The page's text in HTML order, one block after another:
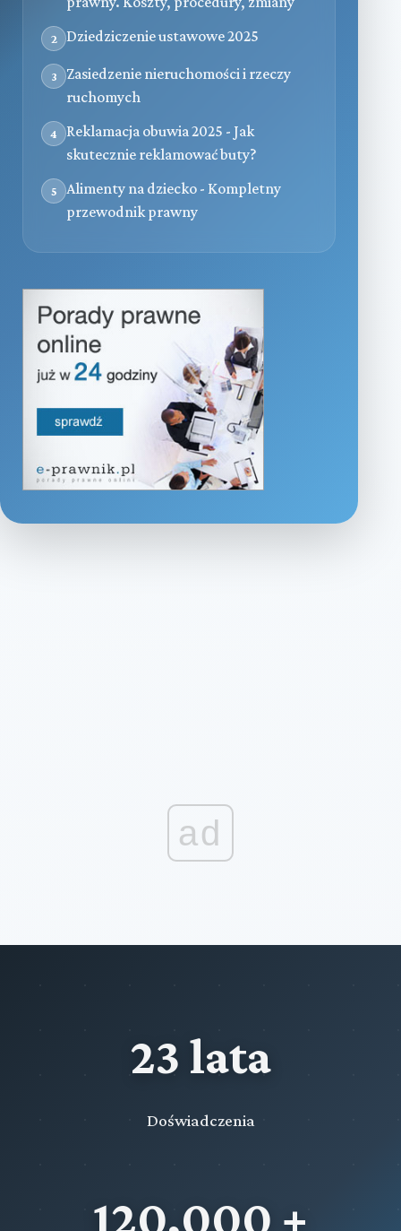
2 Dziedziczenie ustawowe 2025
3
Zasiedzenie nieruchomości i rzeczy
ruchomych
4
Reklamacja obuwia 2025 - Jak
skutecznie reklamować buty?
5
Alimenty na dziecko - Kompletny
przewodnik prawny
ad
23 lata
Doświadczenia
120,000 +